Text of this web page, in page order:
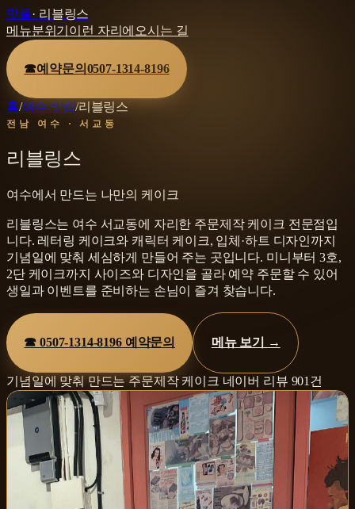
맛플· 리블링스
메뉴분위기 이런 자리에 오시는 길
☎예약문의 0507-1314-8196
홈/여수 맛집/리블링스
전남 여수 · 서교동
리블링스
여수에서 만드는 나만의 케이크
리블링스는 여수 서교동에 자리한 주문제작 케이크 전문점입
니다. 레터링 케이크와 캐릭터 케이크, 입체·하트 디자인까지
기념일에 맞춰 세심하게 만들어 주는 곳입니다. 미니부터 3호,
2단 케이크까지 사이즈와 디자인을 골라 예약 주문할 수 있어
생일과 이벤트를 준비하는 손님이 즐겨 찾습니다.
☎0507-1314-8196예약문의 메뉴 보기 →
기념일에 맞춰 만드는 주문제작 케이크 네이버 리뷰 901 건